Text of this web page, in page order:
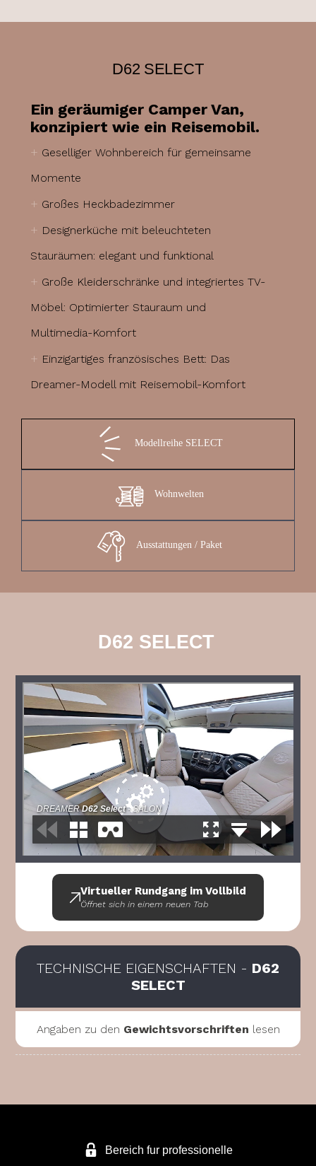
D62 SELECT
Ein geräumiger Camper Van,
konzipiert wie ein Reisemobil.
+ Geselliger Wohnbereich für gemeinsame
Momente
+ Großes Heckbadezimmer
+ Designerküche mit beleuchteten
Stauräumen: elegant und funktional
+ Große Kleiderschränke und integriertes TV-
Möbel: Optimierter Stauraum und
Multimedia-Komfort
+ Einzigartiges französisches Bett: Das
Dreamer-Modell mit Reisemobil-Komfort
Modellreihe SELECT
Wohnwelten
Ausstattungen / Paket
D62 SELECT
Virtueller Rundgang im Vollbild
Öffnet sich in einem neuen Tab
TECHNISCHE EIGENSCHAFTEN - D62
SELECT
Angaben zu den Gewichtsvorschriften lesen
Bereich fur professionelle